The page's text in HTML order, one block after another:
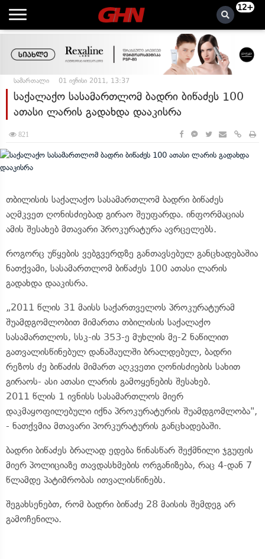
12+
სამართალი 01 ივნისი 2011, 13:37
საქალაქო სასამართლომ ბადრი ბიწაძეს 100
ათასი ლარის გადახდა დააკისრა
821
თბილისის საქალაქო სასამართლომ ბადრი ბიწაძეს
აღმკვეთ ღონისძიებად გირაო შეუფარდა. ინფორმაციას
ამის შესახებ მთავარი პროკურატურა ავრცელებს.
როგორც უწყების ვებგვერდზე განთავსებულ განცხადებაშია
ნათქვამი, სასამართლომ ბიწაძეს 100 ათასი ლარის
გადახდა დააკისრა.
„2011 წლის 31 მაისს საქართველოს პროკურატურამ
შუამდგომლობით მიმართა თბილისის საქალაქო
სასამართლოს, სსკ-ის 353-ე მუხლის მე-2 ნაწილით
გათვალისწინებულ დანაშაულში ბრალდებულ, ბადრი
რეზოს ძე ბიწაძის მიმართ აღკვეთი ღონისძიების სახით
გირაოს- ასი ათასი ლარის გამოყენების შესახებ.
2011 წლის 1 ივნისს სასამართლოს მიერ
დაკმაყოფილებული იქნა პროკურატურის შუამდგომლობა",
- ნათქვმია მთავარი პორკურატურის განცხადებაში.
ბადრი ბიწაძეს ბრალად ედება წინასწარ შექმნილი ჯგუფის
მიერ პოლიციაზე თავდასხმების ორგანიზება, რაც 4-დან 7
წლამდე პატიმრობას ითვალისწინებს.
შეგახსენებთ, რომ ბადრი ბიწაძე 28 მაისის შემდეგ არ
გამოჩენილა.